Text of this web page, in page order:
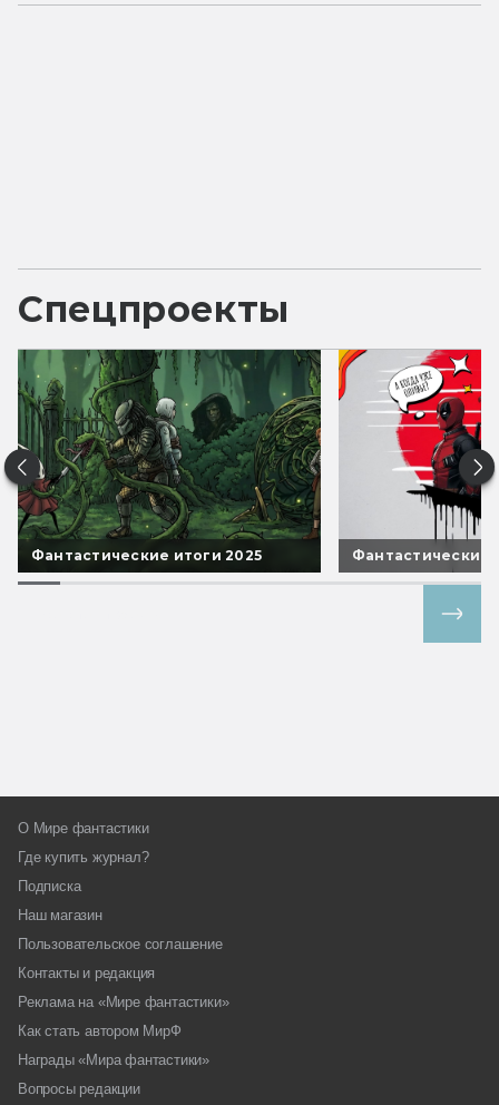
Спецпроекты
Фантастические итоги 2025 Фантастические
О Мире фантастики
Где купить журнал?
Подписка
Наш магазин
Пользовательское соглашение
Контакты и редакция
Реклама на «Мире фантастики»
Как стать автором МирФ
Награды «Мира фантастики»
Вопросы редакции